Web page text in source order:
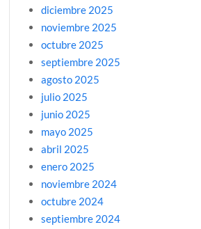
diciembre 2025
noviembre 2025
octubre 2025
septiembre 2025
agosto 2025
julio 2025
junio 2025
mayo 2025
abril 2025
enero 2025
noviembre 2024
octubre 2024
septiembre 2024